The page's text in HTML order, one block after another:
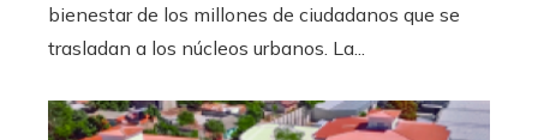
bienestar de los millones de ciudadanos que se
trasladan a los núcleos urbanos. La...